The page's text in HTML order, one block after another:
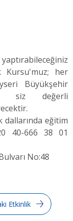
Kursu'muz; her
Büyükşehir
siz değerli
dallarında eğitim
40-666 38 01
No:48
Etkinlik